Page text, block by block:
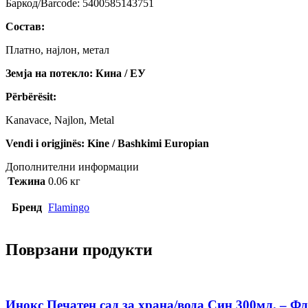
Баркод/Barcode: 5400585143751
Состав:
Платно, најлон, метал
Земја на потекло: Кина / ЕУ
Përbërësit:
Kanavace, Najlon, Metal
Vendi i origjinës: Kine / Bashkimi Europian
Дополнителни информации
Тежина 0.06 кг
Бренд Flamingo
Поврзани продукти